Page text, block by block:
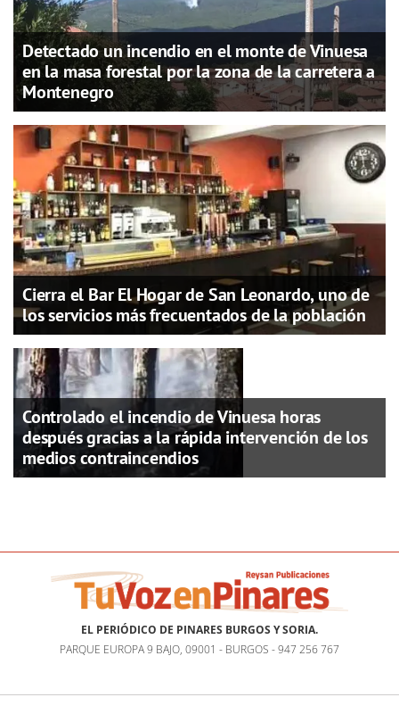
Detectado un incendio en el monte de Vinuesa
en la masa forestal por la zona de la carretera a
Montenegro
Cierra el Bar El Hogar de San Leonardo, uno de
los servicios más frecuentados de la población
Controlado el incendio de Vinuesa horas
después gracias a la rápida intervención de los
medios contraincendios
EL PERIÓDICO DE PINARES BURGOS Y SORIA.
PARQUE EUROPA 9 BAJO, 09001 - BURGOS - 947 256 767